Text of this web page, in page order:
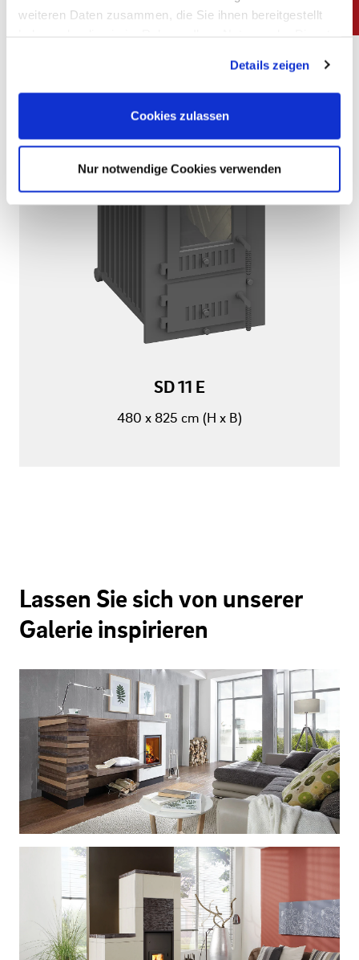
weiteren Daten zusammen, die Sie ihnen bereitgestellt
Cookies, wenn Sie unsere Webseite weiterhin nutzen.
Impressum
|Datenschutz
Details zeigen
Cookies zulassen
Nur notwendige Cookies verwenden
SD 11 E
480 x 825 cm (H x B)
Lassen Sie sich von unserer
Galerie inspirieren